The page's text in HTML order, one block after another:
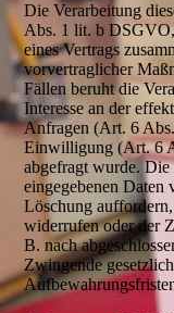
Die Verarbeitung
Abs. 1 lit. b
eines Vertrags
vorvertraglicher
Fällen beruht die
Interesse an der
Anfragen (Art. 6
Einwilligung (Art. 6
abgefragt wurde.
eingegebenen Daten
Löschung
widerrufen oder der
B. nach
Zwingende